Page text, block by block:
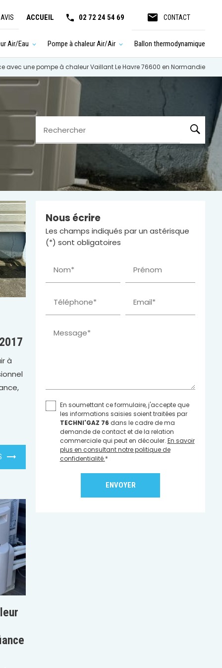
ACCUEIL 02 72 24 54 69 email CONTACT
Air/Eau Pompe à chaleur Air/Air Ballon thermodynamique
avec une pompe à chaleur Vaillant Le Havre 76600 en Normandie
Rechercher
à
Nous écrire
Les champs indiqués par un astérisque
(*) sont obligatoires
Nom* Prénom
Téléphone* Email*
Message*
En soumettant ce formulaire, j'accepte que
les informations saisies soient traitées par
TECHNI'GAZ 76 dans le cadre de ma
demande de contact et de la relation
commerciale qui peut en découler. En savoir
plus en consultant notre politique de
confidentialité.*